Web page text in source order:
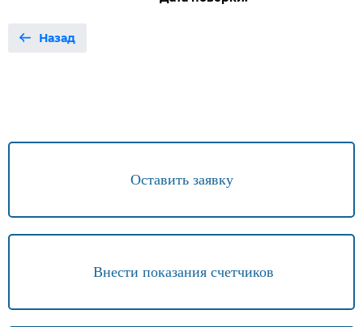
Назад
Оставить заявку
Внести показания счетчиков